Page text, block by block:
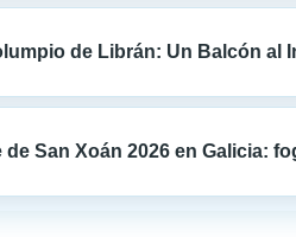
de Librán: Un Balcón al
de San Xoán 2026 en Galicia: